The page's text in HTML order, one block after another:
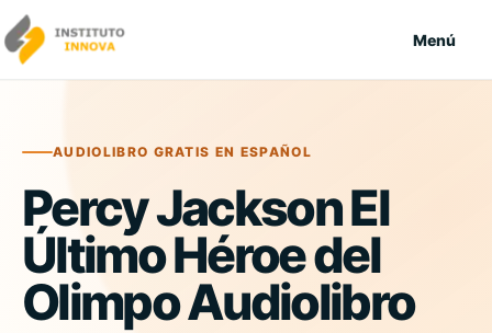
Saltar al contenido
Menú
AUDIOLIBRO GRATIS EN ESPAÑOL
Percy Jackson El
Último Héroe del
Olimpo Audiolibro